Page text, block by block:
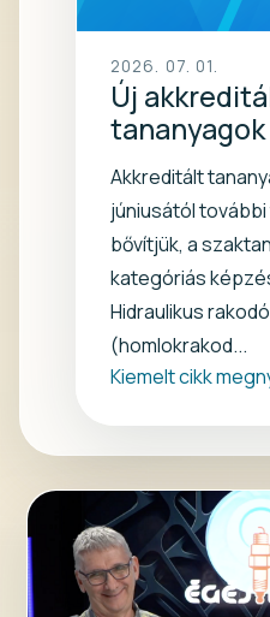
2026. 07. 01.
Új
tananyagok
Akkreditált
júniusától
bővítjük, a
kategóriás
Hidraulikus rakodó
(homlokrakod...
Kiemelt cikk